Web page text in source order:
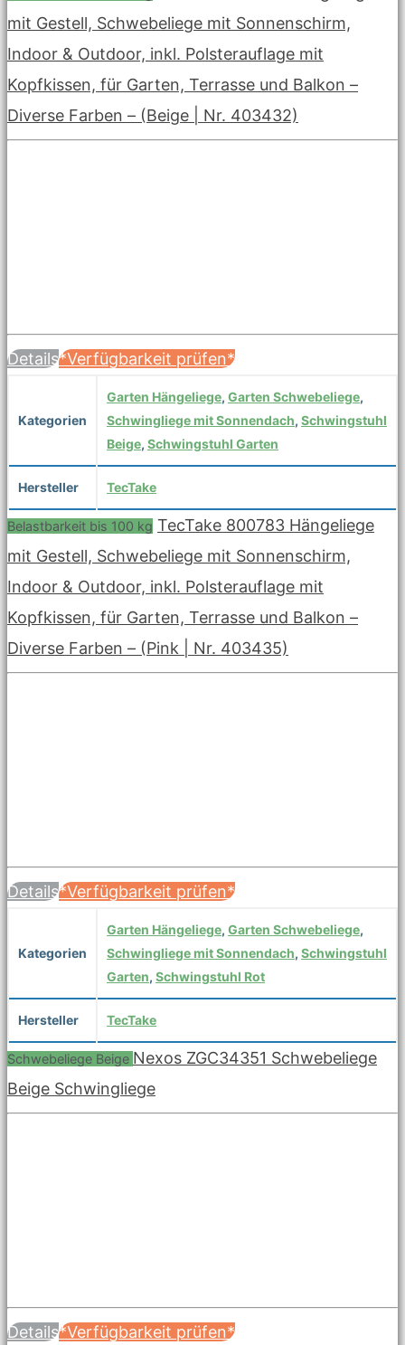
mit Gestell, Schwebeliege mit Sonnenschirm,
Indoor & Outdoor, inkl. Polsterauflage mit
Kopfkissen, für Garten, Terrasse und Balkon –
Diverse Farben – (Beige | Nr. 403432)
Details*Verfügbarkeit prüfen*
Kategorien
Garten Hängeliege, Garten Schwebeliege,
Schwingliege mit Sonnendach, Schwingstuhl
Beige, Schwingstuhl Garten
Hersteller TecTake
Belastbarkeit bis 100 kg TecTake 800783 Hängeliege
mit Gestell, Schwebeliege mit Sonnenschirm,
Indoor & Outdoor, inkl. Polsterauflage mit
Kopfkissen, für Garten, Terrasse und Balkon –
Diverse Farben – (Pink | Nr. 403435)
Details*Verfügbarkeit prüfen*
Kategorien
Garten Hängeliege, Garten Schwebeliege,
Schwingliege mit Sonnendach, Schwingstuhl
Garten, Schwingstuhl Rot
Hersteller TecTake
Schwebeliege Beige Nexos ZGC34351 Schwebeliege
Beige Schwingliege
Details*Verfügbarkeit prüfen*